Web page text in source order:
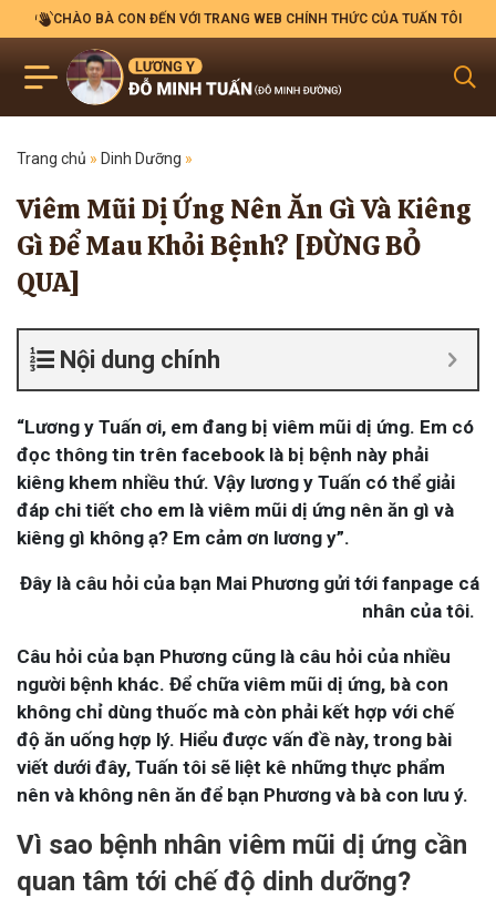
CHÀO BÀ CON ĐẾN VỚI TRANG WEB CHÍNH THỨC CỦA TUẤN TÔI
Trang chủ » Dinh Dưỡng »
Viêm Mũi Dị Ứng Nên Ăn Gì Và Kiêng
Gì Để Mau Khỏi Bệnh? [ĐỪNG BỎ
QUA]
Nội dung chính
“Lương y Tuấn ơi, em đang bị viêm mũi dị ứng. Em có
đọc thông tin trên facebook là bị bệnh này phải
kiêng khem nhiều thứ. Vậy lương y Tuấn có thể giải
đáp chi tiết cho em là viêm mũi dị ứng nên ăn gì và
kiêng gì không ạ? Em cảm ơn lương y”.
Đây là câu hỏi của bạn Mai Phương gửi tới fanpage cá
nhân của tôi.
Câu hỏi của bạn Phương cũng là câu hỏi của nhiều
người bệnh khác. Để chữa viêm mũi dị ứng, bà con
không chỉ dùng thuốc mà còn phải kết hợp với chế
độ ăn uống hợp lý. Hiểu được vấn đề này, trong bài
viết dưới đây, Tuấn tôi sẽ liệt kê những thực phẩm
nên và không nên ăn để bạn Phương và bà con lưu ý.
Vì sao bệnh nhân viêm mũi dị ứng cần
quan tâm tới chế độ dinh dưỡng?